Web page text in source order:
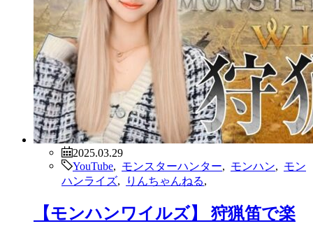
2025.03.29
YouTube
モンスターハンター モンハン
モン
ハンライズ
りんちゃんねる
【モンハンワイルズ】 狩猟笛で楽